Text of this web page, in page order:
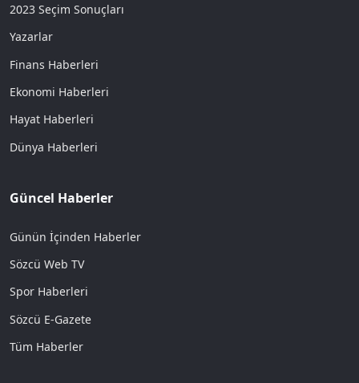
2023 Seçim Sonuçları
Yazarlar
Finans Haberleri
Ekonomi Haberleri
Hayat Haberleri
Dünya Haberleri
Güncel Haberler
Günün İçinden Haberler
Sözcü Web TV
Spor Haberleri
Sözcü E-Gazete
Tüm Haberler